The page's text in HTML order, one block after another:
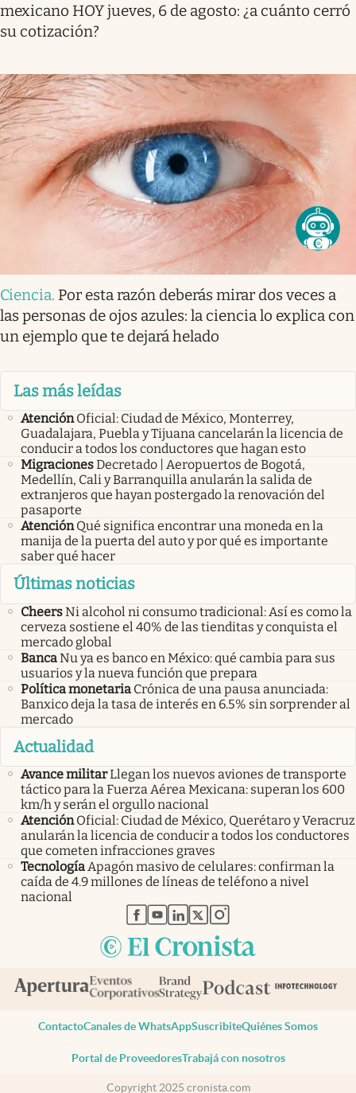
mexicano HOY jueves, 6 de agosto: ¿a cuánto cerró
su cotización?
Ciencia. Por esta razón deberás mirar dos veces a
las personas de ojos azules: la ciencia lo explica con
un ejemplo que te dejará helado
Las más leídas
Atención Oficial: Ciudad de México, Monterrey,
Guadalajara, Puebla y Tijuana cancelarán la licencia de
conducir a todos los conductores que hagan esto
MigracionesDecretado | Aeropuertos de Bogotá,
Medellín, Cali y Barranquilla anularán la salida de
extranjeros que hayan postergado la renovación del
pasaporte
Atención Qué significa encontrar una moneda en la
manija de la puerta del auto y por qué es importante
saber qué hacer
Últimas noticias
CheersNi alcohol ni consumo tradicional: Así es como la
cerveza sostiene el 40% de las tienditas y conquista el
mercado global
BancaNu ya es banco en México: qué cambia para sus
usuarios y la nueva función que prepara
Política monetaria Crónica de una pausa anunciada:
Banxico deja la tasa de interés en 6.5% sin sorprender al
mercado
Actualidad
Avance militarLlegan los nuevos aviones de transporte
táctico para la Fuerza Aérea Mexicana: superan los 600
km/h y serán el orgullo nacional
Atención Oficial: Ciudad de México, Querétaro y Veracruz
anularán la licencia de conducir a todos los conductores
que cometen infracciones graves
TecnologíaApagón masivo de celulares: confirman la
caída de 4.9 millones de líneas de teléfono a nivel
nacional
abre en nueva pestaña
abre en nueva pestaña
abre en nueva pestaña
abre en nueva pestaña
abre en nueva pestaña
ContactoCanales de WhatsAppSuscribiteQuiénes Somos
Portal de ProveedoresTrabajá con nosotros
Copyright 2025 cronista.com